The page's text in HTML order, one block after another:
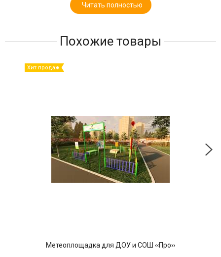
Читать полностью
Похожие товары
Хит продаж
Метеоплощадка для ДОУ и СОШ ‹‹Про››